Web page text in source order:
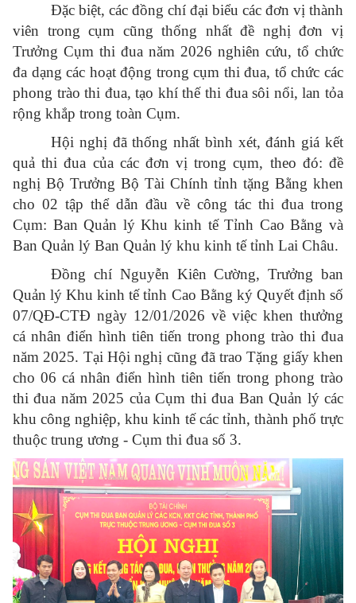
Đặc biệt, các đồng chí đại biểu các đơn vị thành
viên trong cụm cũng thống nhất đề nghị đơn vị
Trưởng Cụm thi đua năm 2026 nghiên cứu, tổ chức
đa dạng các hoạt động trong cụm thi đua, tổ chức các
phong trào thi đua, tạo khí thế thi đua sôi nổi, lan tỏa
rộng khắp trong toàn Cụm.
Hội nghị đã thống nhất bình xét, đánh giá kết
quả thi đua của các đơn vị trong cụm, theo đó: đề
nghị Bộ Trưởng Bộ Tài Chính tỉnh tặng Bằng khen
cho 02 tập thể dẫn đầu về công tác thi đua trong
Cụm: Ban Quản lý Khu kinh tế Tỉnh Cao Bằng và
Ban Quản lý Ban Quản lý khu kinh tế tỉnh Lai Châu.
Đồng chí Nguyễn Kiên Cường, Trưởng ban
Quản lý Khu kinh tế tỉnh Cao Bằng ký Quyết định số
07/QĐ-CTĐ ngày 12/01/2026 về việc khen thưởng
cá nhân điển hình tiên tiến trong phong trào thi đua
năm 2025. Tại Hội nghị cũng đã trao Tặng giấy khen
cho 06 cá nhân điển hình tiên tiến trong phong trào
thi đua năm 2025 của Cụm thi đua Ban Quản lý các
khu công nghiệp, khu kinh tế các tỉnh, thành phố trực
thuộc trung ương - Cụm thi đua số 3.